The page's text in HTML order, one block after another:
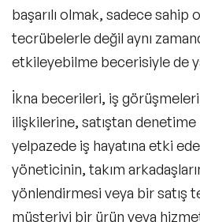
başarılı olmak, sadece sahip
tecrübelerle değil aynı
etkileyebilme becerisiyle de
İkna becerileri, iş
ilişkilerine, satıştan
yelpazede iş hayatına etki
yöneticinin, takım
yönlendirmesi veya bir satış
müşteriyi bir ürün veya